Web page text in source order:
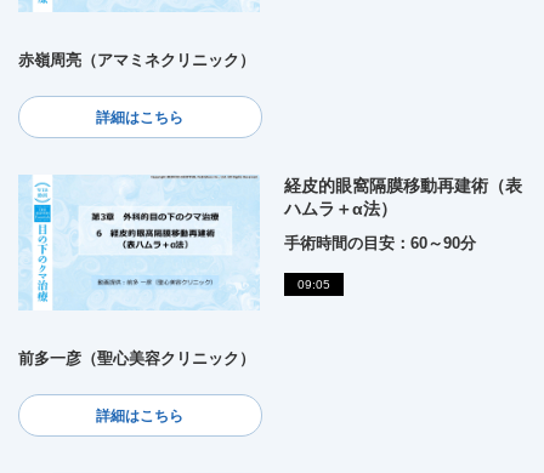
赤嶺周亮（アマミネクリニック）
詳細はこちら
経皮的眼窩隔膜移動再建術（表
ハムラ＋α法）
手術時間の目安：60～90分
09:05
前多一彦（聖心美容クリニック）
詳細はこちら